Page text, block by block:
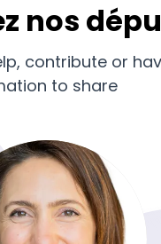
nos
contribute or
to share